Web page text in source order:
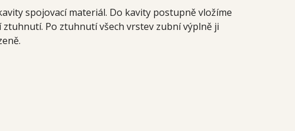
spojovací materiál. Do kavity postupně vložíme
Po ztuhnutí všech vrstev zubní výplně ji